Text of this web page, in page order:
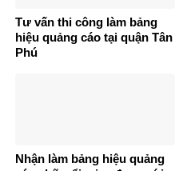
Tư vấn thi công làm bảng
hiệu quảng cáo tại quận Tân
Phú
Nhận làm bảng hiệu quảng